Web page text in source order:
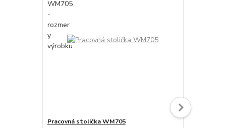
Pracovná stolička WM705